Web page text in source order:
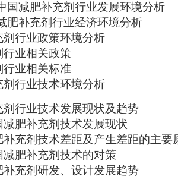
国减肥补充剂行业发展环境分析
肥补充剂行业经济环境分析
行业政策环境分析
业相关政策
行业相关标准
行业技术环境分析
行业技术发展现状及趋势
肥补充剂技术发展现状
充剂技术差距及产生差距的主要
肥补充剂技术的对策
充剂研发、设计发展趋势